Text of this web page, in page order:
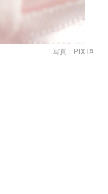
写真：PIXTA